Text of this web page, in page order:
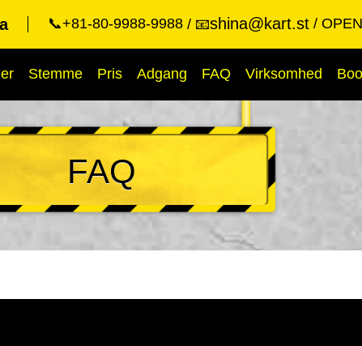
📞+81-80-9988-9988 📧shina@kart.st
Stemme Pris Adgang FAQ Virksomhed
FAQ